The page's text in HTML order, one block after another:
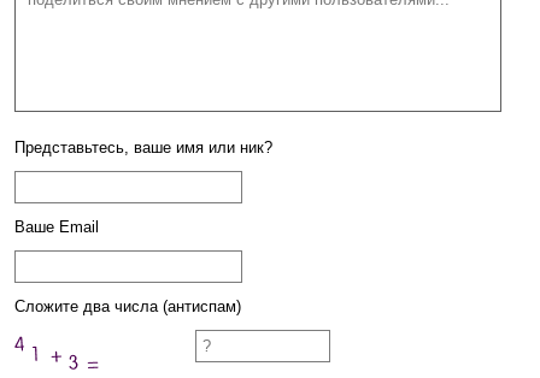
Представьтесь, ваше имя или ник?
Ваше Email
Сложите два числа (антиспам)